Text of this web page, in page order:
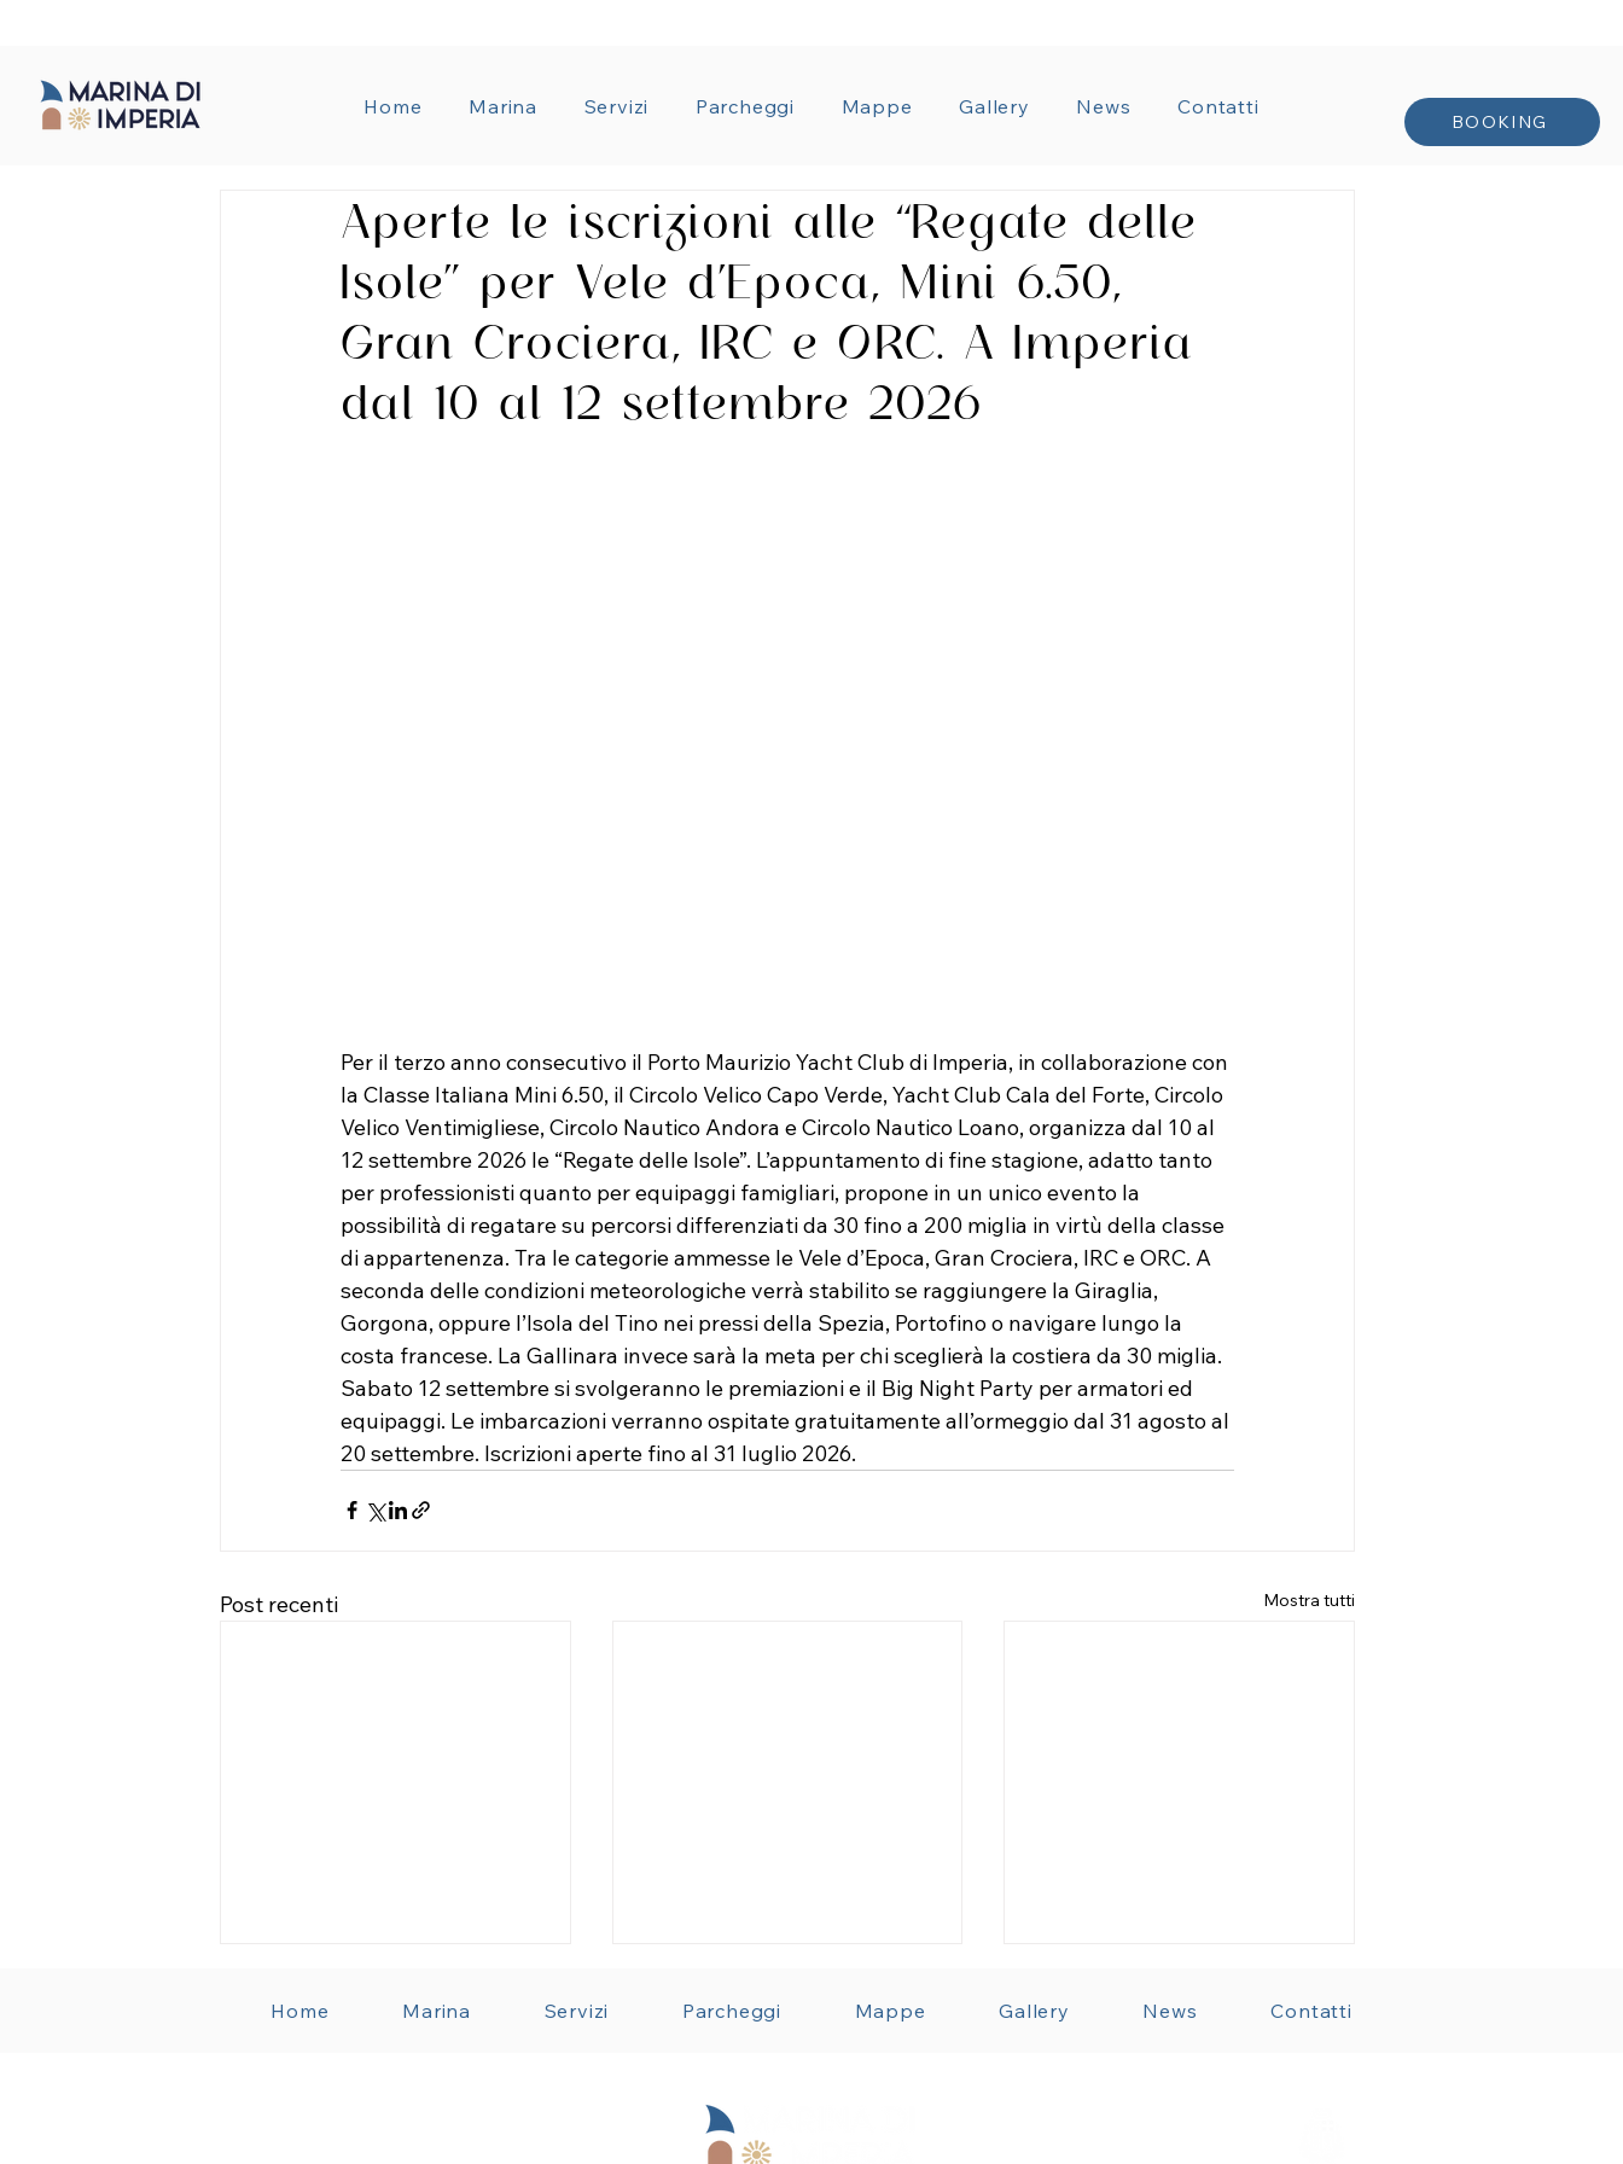
Home Marina Servizi Parcheggi Mappe Gallery News Contatti
BOOKING
Aperte le iscrizioni alle “Regate delle
Isole” per Vele d’Epoca, Mini 6.50,
Gran Crociera, IRC e ORC. A Imperia
dal 10 al 12 settembre 2026
Per il terzo anno consecutivo il Porto Maurizio Yacht Club di Imperia, in collaborazione con
la Classe Italiana Mini 6.50, il Circolo Velico Capo Verde, Yacht Club Cala del Forte, Circolo
Velico Ventimigliese, Circolo Nautico Andora e Circolo Nautico Loano, organizza dal 10 al
12 settembre 2026 le “Regate delle Isole”. L’appuntamento di fine stagione, adatto tanto
per professionisti quanto per equipaggi famigliari, propone in un unico evento la
possibilità di regatare su percorsi differenziati da 30 fino a 200 miglia in virtù della classe
di appartenenza. Tra le categorie ammesse le Vele d’Epoca, Gran Crociera, IRC e ORC. A
seconda delle condizioni meteorologiche verrà stabilito se raggiungere la Giraglia,
Gorgona, oppure l’Isola del Tino nei pressi della Spezia, Portofino o navigare lungo la
costa francese. La Gallinara invece sarà la meta per chi sceglierà la costiera da 30 miglia.
Sabato 12 settembre si svolgeranno le premiazioni e il Big Night Party per armatori ed
equipaggi. Le imbarcazioni verranno ospitate gratuitamente all’ormeggio dal 31 agosto al
20 settembre. Iscrizioni aperte fino al 31 luglio 2026.
Post recenti Mostra tutti
Home Marina Servizi Parcheggi Mappe Gallery News Contatti